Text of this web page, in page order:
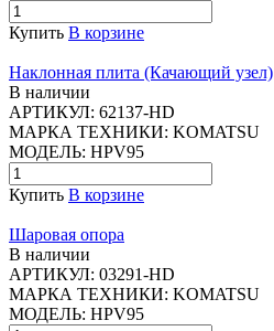
Купить В корзине
Наклонная плита (Качающий узел)
В наличии
АРТИКУЛ: 62137-HD
МАРКА ТЕХНИКИ: KOMATSU
МОДЕЛЬ: HPV95
Купить В корзине
Шаровая опора
В наличии
АРТИКУЛ: 03291-HD
МАРКА ТЕХНИКИ: KOMATSU
МОДЕЛЬ: HPV95